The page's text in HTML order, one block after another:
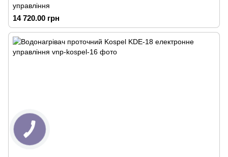
управління
14 720.00 грн